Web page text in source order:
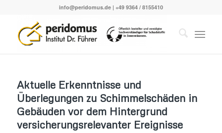
info@peridomus.de| +49 9364 / 8155410
Aktuelle Erkenntnisse und
Überlegungen zu Schimmelschäden in
Gebäuden vor dem Hintergrund
versicherungsrelevanter Ereignisse